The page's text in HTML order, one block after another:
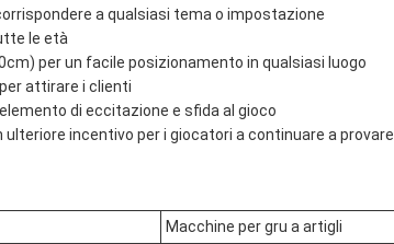
a qualsiasi tema o impostazione
le età
per un facile posizionamento in qualsiasi luogo
attirare i clienti
di eccitazione e sfida al gioco
ulteriore incentivo per i giocatori a continuare a provare
Macchine per gru a artigli